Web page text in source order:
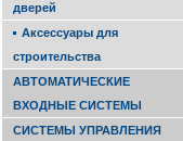
дверей
Аксессуары для
строительства
АВТОМАТИЧЕСКИЕ
ВХОДНЫЕ СИСТЕМЫ
СИСТЕМЫ УПРАВЛЕНИЯ